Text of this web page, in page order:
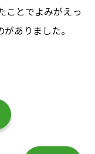
ことでよみがえっ
ありました。